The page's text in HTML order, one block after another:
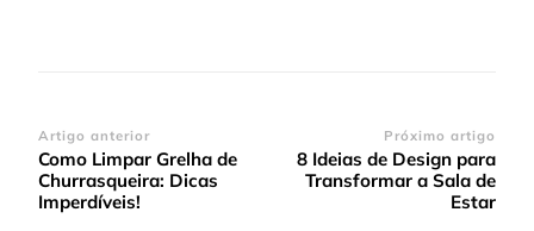
Navegação
de
post
Artigo anterior
Como Limpar Grelha de
Churrasqueira: Dicas
Imperdíveis!
Próximo artigo
8 Ideias de Design para
Transformar a Sala de
Estar